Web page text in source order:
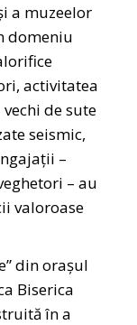
a muzeelor
domeniu
activitatea
de sute
seismic,
–
– au
valoroase
din oraşul
Biserica
în a